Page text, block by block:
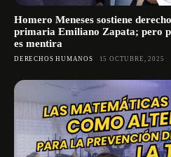
Homero Meneses sostiene
primaria Emiliano Zapata; pero
es mentira
DERECHOS HUMANOS 15 OCTUBRE, 2025